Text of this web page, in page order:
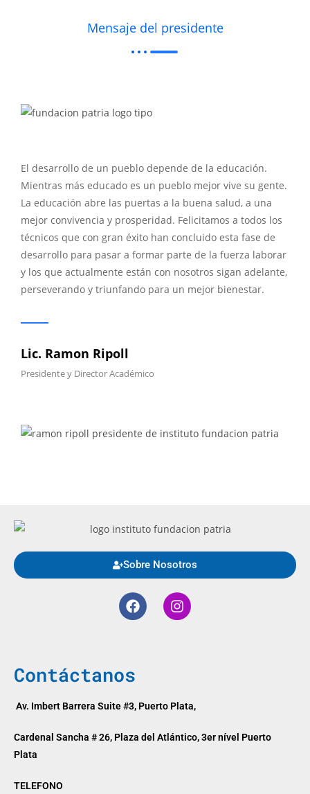
Mensaje del presidente
El desarrollo de un pueblo depende de la educación.
Mientras más educado es un pueblo mejor vive su gente.
La educación abre las puertas a la buena salud, a una
mejor convivencia y prosperidad. Felicitamos a todos los
técnicos que con gran éxito han concluido esta fase de
desarrollo para pasar a formar parte de la fuerza laborar
y los que actualmente están con nosotros sigan adelante,
perseverando y triunfando para un mejor bienestar.
Lic. Ramon Ripoll
Presidente y Director Académico
Sobre Nosotros
Contáctanos
Av. Imbert Barrera Suite #3, Puerto Plata,
Cardenal Sancha # 26, Plaza del Atlántico, 3er nível Puerto
Plata
TELEFONO